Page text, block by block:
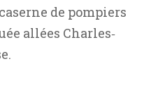
de pompiers
allées Charles‐